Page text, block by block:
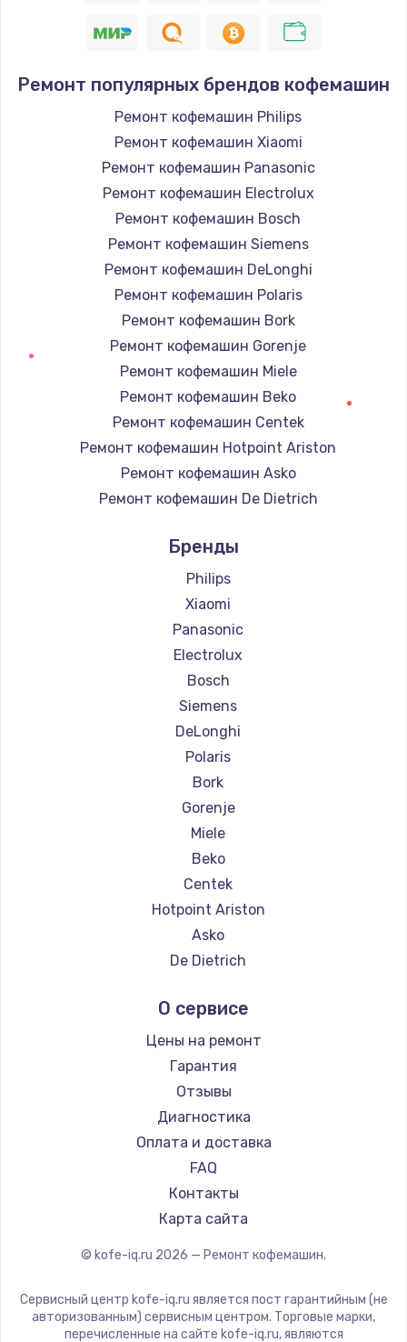
Ремонт популярных брендов кофемашин
Ремонт кофемашин Philips
Ремонт кофемашин Xiaomi
Ремонт кофемашин Panasonic
Ремонт кофемашин Electrolux
Ремонт кофемашин Bosch
Ремонт кофемашин Siemens
Ремонт кофемашин DeLonghi
Ремонт кофемашин Polaris
Ремонт кофемашин Bork
Ремонт кофемашин Gorenje
Ремонт кофемашин Miele
Ремонт кофемашин Beko
Ремонт кофемашин Centek
Ремонт кофемашин Hotpoint Ariston
Ремонт кофемашин Asko
Ремонт кофемашин De Dietrich
Ремонт кофемашин Ascaso
Ремонт кофемашин Jura
Ремонт кофемашин Olympia
Ремонт кофемашин Saeco
Ремонт кофемашин La Cimbali
Ремонт кофемашин WMF
Ремонт кофемашин Yamaguchi
Ремонт кофемашин Nivona
Ремонт кофемашин Astoria
Ремонт кофемашин JVC
Ремонт кофемашин Ariston
Ремонт кофемашин Grundig
Ремонт кофемашин ROCKET MOZZAFIATO
Ремонт кофемашин Vivitek
Ремонт кофемашин Thomson
Ремонт кофемашин Hisense
Ремонт кофемашин DELTA
Ремонт кофемашин Kyvol
Ремонт кофемашин RED solution
Ремонт кофемашин Bravilor Bonamat
Ремонт кофемашин Vard
Ремонт кофемашин Tuvio
Ремонт кофемашин Carrera
Ремонт кофемашин Supra
Бренды
Philips
Xiaomi
Panasonic
Electrolux
Bosch
Siemens
DeLonghi
Polaris
Bork
Gorenje
Miele
Beko
Centek
Hotpoint Ariston
Asko
De Dietrich
Ascaso
Jura
Olympia
Saeco
La Cimbali
WMF
Yamaguchi
Nivona
Astoria
ROCKET MOZZAFIATO
О сервисе
Цены на ремонт
Гарантия
Отзывы
Диагностика
Оплата и доставка
FAQ
Контакты
Карта сайта
© kofe-iq.ru 2026 — Ремонт кофемашин.
Сервисный центр kofe-iq.ru является пост гарантийным (не
авторизованным) сервисным центром. Торговые марки,
перечисленные на сайте kofe-iq.ru, являются